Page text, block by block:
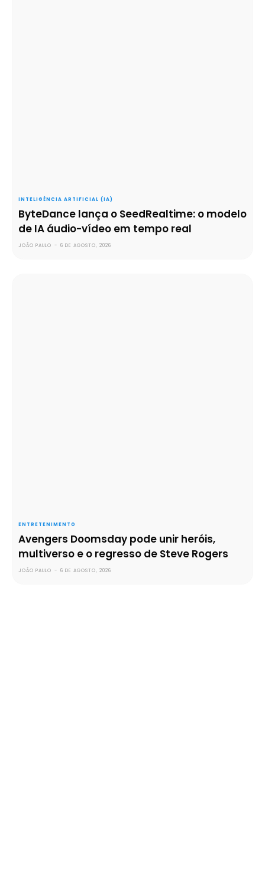
INTELIGÊNCIA ARTIFICIAL (IA)
ByteDance lança o SeedRealtime: o modelo
de IA áudio-vídeo em tempo real
JOÃO PAULO - 6 DE AGOSTO, 2026
ENTRETENIMENTO
Avengers Doomsday pode unir heróis,
multiverso e o regresso de Steve Rogers
JOÃO PAULO - 6 DE AGOSTO, 2026